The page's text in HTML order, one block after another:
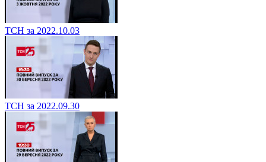
ТСН за 2022.10.03
ТСН за 2022.09.30